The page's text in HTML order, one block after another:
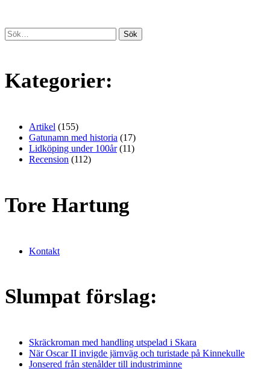
Kategorier:
Artikel (155)
Gatunamn med historia (17)
Lidköping under 100år(11)
Recension (112)
Tore Hartung
Kontakt
Slumpat förslag:
Skräckroman med handling utspelad i Skara
När Oscar II invigde järnväg och turistade på Kinnekulle
Jonsered från stenålder till industriminne